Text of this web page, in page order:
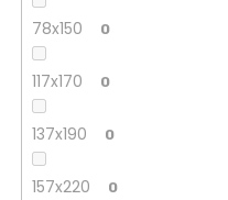
78x150 0
117x170 0
137x190 0
157x220 0